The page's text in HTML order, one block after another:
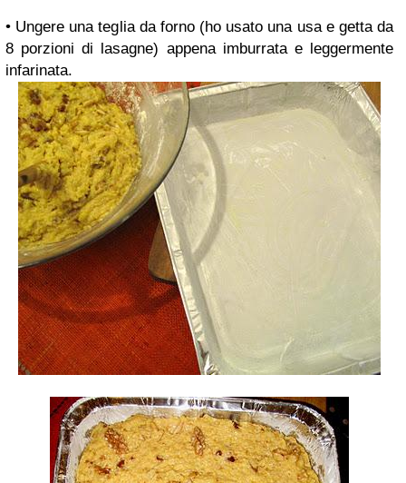
• Ungere una teglia da forno (ho usato una usa e getta da
8 porzioni di lasagne) appena imburrata e leggermente
infarinata.